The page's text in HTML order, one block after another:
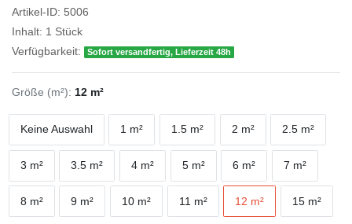
Artikel-ID: 5006
Inhalt: 1 Stück
Verfügbarkeit:
Sofort versandfertig, Lieferzeit 48h
Größe (m²): 12 m²
Keine Auswahl 1 m² 1.5 m² 2 m² 2.5 m²
3 m² 3.5 m² 4 m² 5 m² 6 m² 7 m²
8 m² 9 m² 10 m² 11 m² 12 m² 15 m²